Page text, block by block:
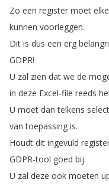
Zo een register moet elke
kunnen voorleggen.
Dit is dus een erg
GDPR!
U zal zien dat we de
in deze Excel-file reeds
U moet dan telkens
van toepassing is.
Houdt dit ingevuld
GDPR-tool goed bij.
U zal deze ook moeten